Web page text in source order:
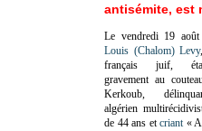
antisémite, est
Le vendredi 19 août
Louis (Chalom) Levy
français juif,
gravement au
Kerkoub,
algérien
de 44 ans etcriant «